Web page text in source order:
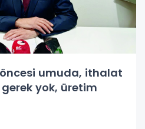
umuda, ithalat
yok, üretim